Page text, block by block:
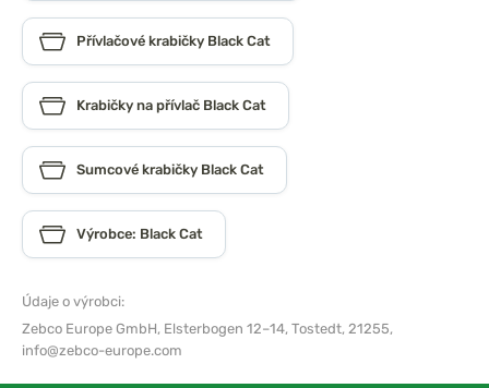
Přívlačové krabičky Black Cat
Krabičky na přívlač Black Cat
Sumcové krabičky Black Cat
Výrobce: Black Cat
Údaje o výrobci:
Zebco Europe GmbH, Elsterbogen 12–14, Tostedt, 21255,
info@zebco-europe.com